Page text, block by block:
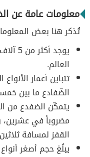
معلومات عامة عن
تُذكر هنا بعض
يوجد
العالم.
تتباين أعمار
الضّفادع ما بين
يتمكّن الضفدع من
مضروباً في
القفز لمسافة